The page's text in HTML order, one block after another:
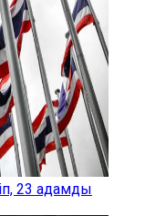
23 адамды